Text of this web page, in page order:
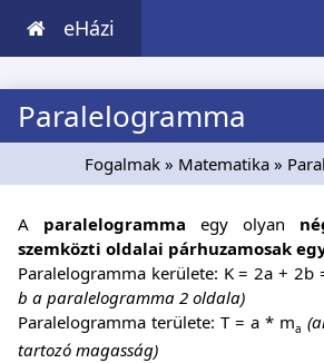
eHázi
Paralelogramma
Fogalmak » Matematika »
A paralelogramma egy olyan
szemközti oldalai párhuzamosak
Paralelogramma kerülete: K = 2a +
b a paralelogramma 2 oldala)
Paralelogramma területe: T = a * ma
tartozó magasság)